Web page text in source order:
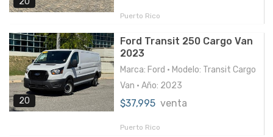
Puerto Rico
20
Ford Transit 250 Cargo Van
2023
Marca: Ford • Modelo: Transit Cargo
Van • Año: 2023
$37,995 venta
Puerto Rico